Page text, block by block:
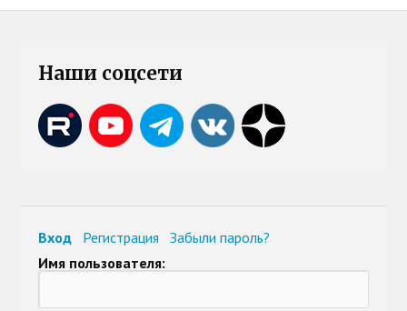
Наши соцсети
Вход Регистрация
Забыли пароль?
Имя пользователя: